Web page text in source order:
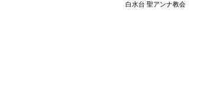
白水台 聖アンナ教会